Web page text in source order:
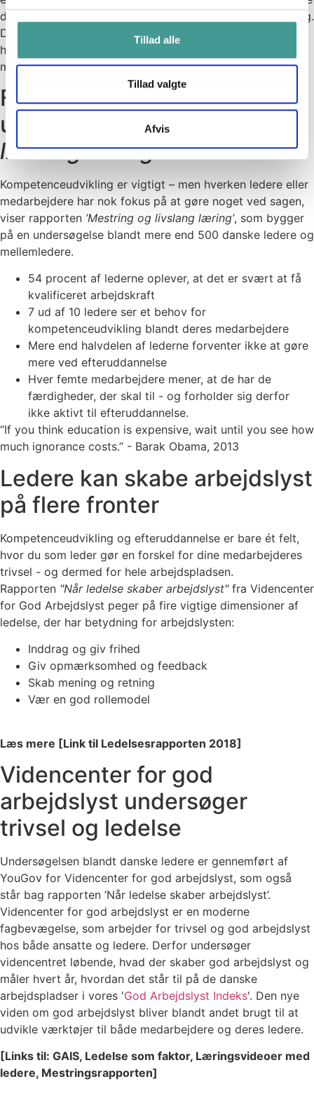
Tillad alle
Tillad valgte
Afvis
dyrt og langvarigt at lade medarbejderne opkvalificere sig.
Der findes fx en del e-læringskurser, som kan tages ’i
huset’ – og det kan også være nemmere for
medarbejderne at få til at passe ind i hverdagen.
Fakta fra
undersøgelsen'Mestring og
livslang læring'
Kompetenceudvikling er vigtigt – men hverken ledere eller
medarbejdere har nok fokus på at gøre noget ved sagen,
viser rapporten ’Mestring og livslang læring’, som bygger
på en undersøgelse blandt mere end 500 danske ledere og
mellemledere.
54 procent af lederne oplever, at det er svært at få
kvalificeret arbejdskraft
7 ud af 10 ledere ser et behov for
kompetenceudvikling blandt deres medarbejdere
Mere end halvdelen af lederne forventer ikke at gøre
mere ved efteruddannelse
Hver femte medarbejdere mener, at de har de
færdigheder, der skal til - og forholder sig derfor
ikke aktivt til efteruddannelse.
“If you think education is expensive, wait until you see how
much ignorance costs.” - Barak Obama, 2013
Ledere kan skabe arbejdslyst
på flere fronter
Kompetenceudvikling og efteruddannelse er bare ét felt,
hvor du som leder gør en forskel for dine medarbejderes
trivsel - og dermed for hele arbejdspladsen.
Rapporten "Når ledelse skaber arbejdslyst" fra Videncenter
for God Arbejdslyst peger på fire vigtige dimensioner af
ledelse, der har betydning for arbejdslysten:
Inddrag og giv frihed
Giv opmærksomhed og feedback
Skab mening og retning
Vær en god rollemodel
Læs mere [Link til Ledelsesrapporten 2018]
Videncenter for god
arbejdslyst undersøger
trivsel og ledelse
Undersøgelsen blandt danske ledere er gennemført af
YouGov for Videncenter for god arbejdslyst, som også
står bag rapporten ’Når ledelse skaber arbejdslyst’.
Videncenter for god arbejdslyst er en moderne
fagbevægelse, som arbejder for trivsel og god arbejdslyst
hos både ansatte og ledere. Derfor undersøger
videncentret løbende, hvad der skaber god arbejdslyst og
måler hvert år, hvordan det står til på de danske
arbejdspladser i vores 'God Arbejdslyst Indeks'. Den nye
viden om god arbejdslyst bliver blandt andet brugt til at
udvikle værktøjer til både medarbejdere og deres ledere.
[Links til: GAIS, Ledelse som faktor, Læringsvideoer med
ledere, Mestringsrapporten]